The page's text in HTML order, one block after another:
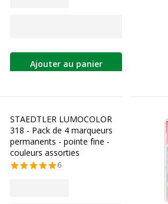
Ajouter au panier
STAEDTLER LUMOCOLOR
318 - Pack de 4 marqueurs
permanents - pointe fine -
couleurs assorties
6